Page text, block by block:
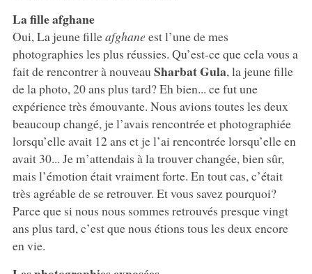
La fille afghane
Oui, La jeune filleafghaneest l’une de mes
photographies les plus réussies. Qu’est-ce que cela vous a
fait de rencontrer à nouveau Sharbat Gula, la jeune fille
de la photo, 20 ans plus tard? Eh bien... ce fut une
expérience très émouvante. Nous avions toutes les deux
beaucoup changé, je l’avais rencontrée et photographiée
lorsqu’elle avait 12 ans et je l’ai rencontrée lorsqu’elle en
avait 30... Je m’attendais à la trouver changée, bien sûr,
mais l’émotion était vraiment forte. En tout cas, c’était
très agréable de se retrouver. Et vous savez pourquoi?
Parce que si nous nous sommes retrouvés presque vingt
ans plus tard, c’est que nous étions tous les deux encore
en vie.